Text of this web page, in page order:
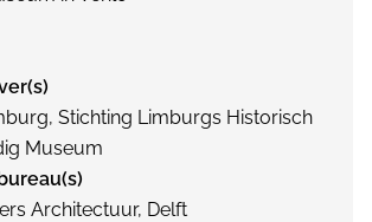
Stichting Limburgs Historisch
Museum
Architectuur, Delft